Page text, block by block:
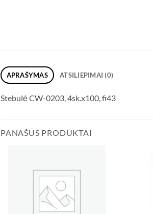
APRAŠYMAS ATSILIEPIMAI (0)
Stebulė CW-0203, 4sk.x100, fi43
PANAŠŪS PRODUKTAI